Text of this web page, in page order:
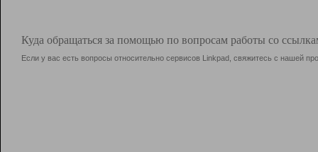
Куда обращаться за помощью по вопросам работы со
Если у вас есть вопросы относительно сервисов Linkpad, свяжитесь с нашей